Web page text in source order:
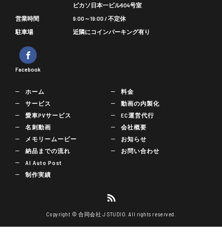
ピカソ日本一ビル604号室
営業時間
9:00～19:00 / 不定休
駐車場
近隣にコインパーキング有り
Facebook
ホーム
サービス
愛車PVサービス
名刺動画
メモリームービー
納品までの流れ
AI Auto Post
制作実績
料金
動画の内製化
EC運営代行
会社概要
お知らせ
お問い合わせ
Copyright © 合同会社 J STUDIO. All rights reserved.